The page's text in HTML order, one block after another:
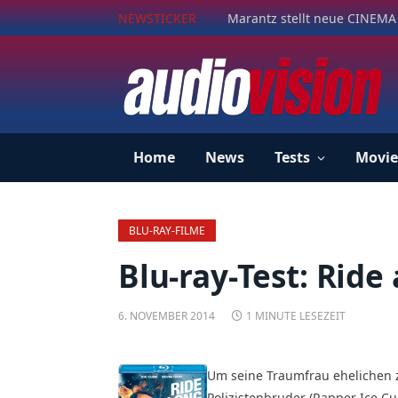
NEWSTICKER Marantz stellt neue
Home News Tests
BLU-RAY-FILME
Blu-ray-Test: Ride
6. NOVEMBER 2014 1 MINUTE LESEZEIT
Um seine Traumfrau